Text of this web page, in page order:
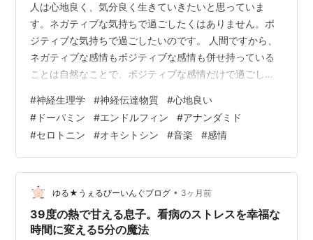
人は心地良く、気分良く生きていきたいと思っていま
す。ネガティブな気持ちで過ごしたくはありません。ポ
ジティブな気持ちで過ごしたいのです。 人間ですから、
ネガティブな感情もポジティブな感情も併せ持っている
ことは自然なことで、ポジティブな感情だけで過ごして
ティブな感情を抱えることも健全で、ですが、それだけ
ではつらいですから、ポジティブにも感じられる毎日が
送られるようにはしていきたいものです。 身体のバイオ
リズムというものがありますから、１日のうちに、ネガ
ティブな感情とポジティブな感情が揺れ動きます。これ
も自然なことであり、このことであまり慌てないこ…
#神経生理学 #神経伝達物質 #心地良い
# ドーパミン #エンドルフィン #アナンダミド
#セロトニン #オキシトシン #音楽 #感情
ゆる★うぇるびーいんぐブログ • 3ヶ月前
39度の熱で甘える息子。看病のストレスを幸福な
時間に変える5分の魔法